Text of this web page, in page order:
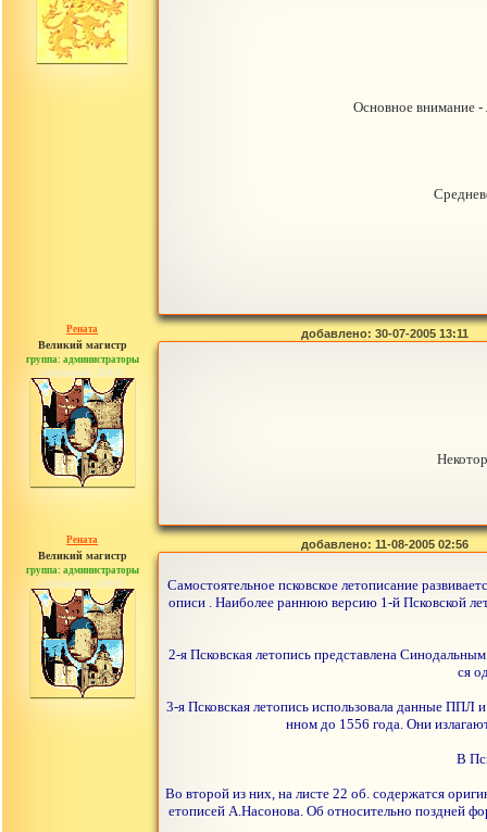
Основное внимание -
Рената
Великий магистр
группа: администраторы
сообщений: 30442
добавлено: 30-07-2005 13:11
Рената
Великий магистр
группа: администраторы
сообщений: 30442
добавлено: 11-08-2005 02:56
Самостоятельное псковское летописание
описи . Наиболее раннюю версию 1-й Псковской
2-я Псковская летопись представлена
ся
3-я Псковская летопись использовала данные ППЛ
нном до 1556 года. Они
В
Во второй из них, на листе 22 об. содержатся
етописей А.Насонова. Об относительно поздней